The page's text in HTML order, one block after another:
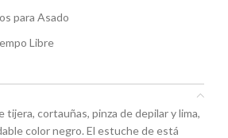
para Asado
Libre
tijera, cortauñas, pinza de depilar y lima,
color negro. El estuche de está